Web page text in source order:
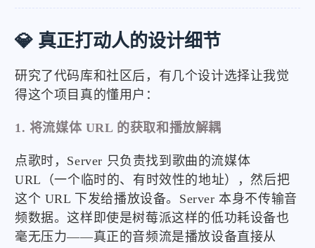
💎 真正打动人的设计细节
研究了代码库和社区后，有几个设计选择让我觉
得这个项目真的懂用户：
1. 将流媒体 URL 的获取和播放解耦
点歌时，Server 只负责找到歌曲的流媒体
URL（一个临时的、有时效性的地址），然后把
这个 URL 下发给播放设备。Server 本身不传输音
频数据。这样即使是树莓派这样的低功耗设备也
毫无压力——真正的音频流是播放设备直接从